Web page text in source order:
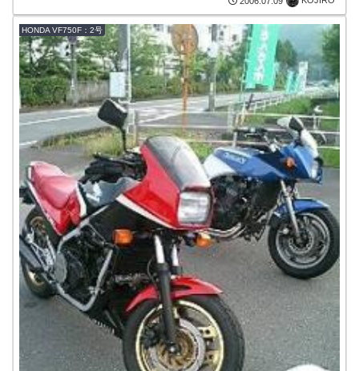
HONDA VF750F：2号